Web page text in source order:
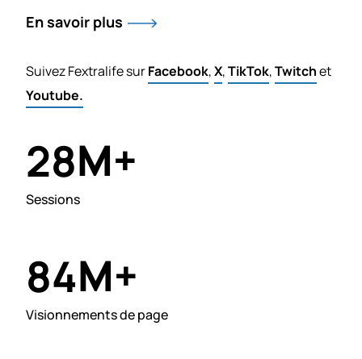
En savoir plus
Suivez Fextralife surFacebook,X,TikTok,Twitchet
Youtube.
28M+
Sessions
84M+
Visionnements de page